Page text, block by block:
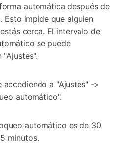
automática después de
impide que alguien
cerca. El intervalo de
se puede
accediendo a "Ajustes" ->
automático".
automático es de 30
minutos.